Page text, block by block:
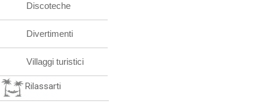
Discoteche
Divertimenti
Villaggi turistici
Rilassarti